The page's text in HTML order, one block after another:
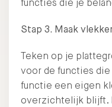
functies die je
Stap 3. Maak
Teken op je
voor de functies
functie een eigen
overzichtelijk blijft.